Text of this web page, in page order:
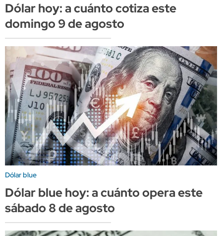
Dólar hoy: a cuánto cotiza este
domingo 9 de agosto
Dólar blue
Dólar blue hoy: a cuánto opera este
sábado 8 de agosto